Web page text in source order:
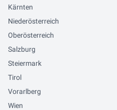
Kärnten
Niederösterreich
Oberösterreich
Salzburg
Steiermark
Tirol
Vorarlberg
Wien